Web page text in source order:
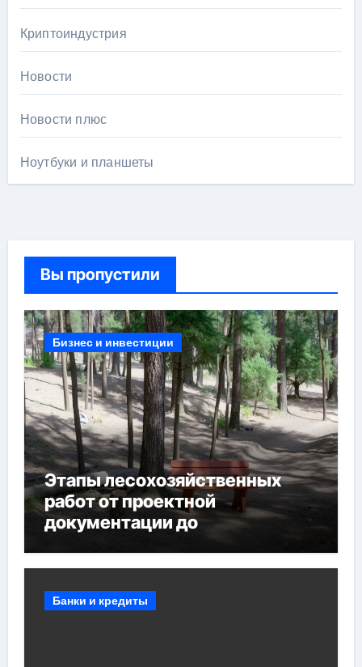
Криптоиндустрия
Новости
Новости плюс
Ноутбуки и планшеты
Вы пропустили
Бизнес и инвестиции
Этапы лесохозяйственных
работ от проектной
документации до
мероприятий и обустройства
Банки и кредиты